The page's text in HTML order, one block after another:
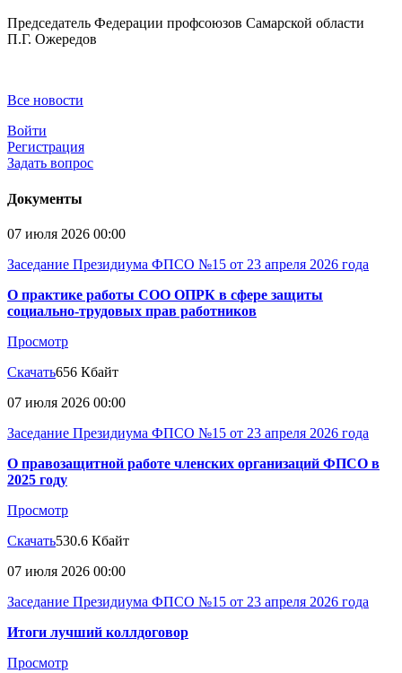
Председатель Федерации профсоюзов Самарской области
П.Г. Ожередов
Все новости
Войти
Регистрация
Задать вопрос
Документы
07 июля 2026 00:00
Заседание Президиума ФПСО №15 от 23 апреля 2026 года
О практике работы СОО ОПРК в сфере защиты
социально-трудовых прав работников
Просмотр
Скачать656 Кбайт
07 июля 2026 00:00
Заседание Президиума ФПСО №15 от 23 апреля 2026 года
О правозащитной работе членских организаций ФПСО в
2025 году
Просмотр
Скачать530.6 Кбайт
07 июля 2026 00:00
Заседание Президиума ФПСО №15 от 23 апреля 2026 года
Итоги лучший коллдоговор
Просмотр